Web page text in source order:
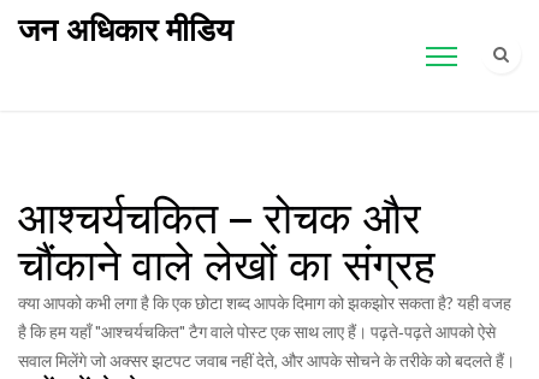
जन अधिकार मीडिय
आश्चर्यचकित – रोचक और
चौंकाने वाले लेखों का संग्रह
क्या आपको कभी लगा है कि एक छोटा शब्द आपके दिमाग को झकझोर सकता है? यही वजह
है कि हम यहाँ "आश्चर्यचकित" टैग वाले पोस्ट एक साथ लाए हैं। पढ़ते‑पढ़ते आपको ऐसे
सवाल मिलेंगे जो अक्सर झटपट जवाब नहीं देते, और आपके सोचने के तरीके को बदलते हैं।